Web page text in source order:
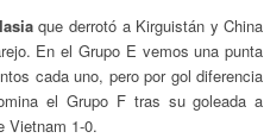
que derrotó a Kirguistán y China
En el Grupo E vemos una punta
cada uno, pero por gol diferencia
el Grupo F tras su goleada a
Vietnam 1-0.